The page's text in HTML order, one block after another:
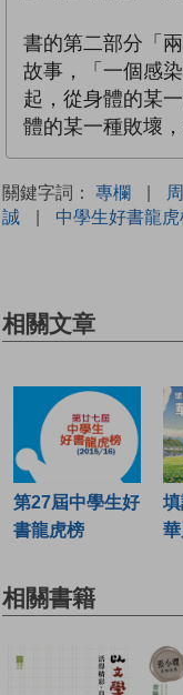
書的第二部分「
故事，「一個感
起，從身體的某
體的某一種敗壞
關鍵字詞： 專欄 |
誠
| 中學生好書龍
相關文章
第27屆中學生好
書龍虎榜
填
相關書籍